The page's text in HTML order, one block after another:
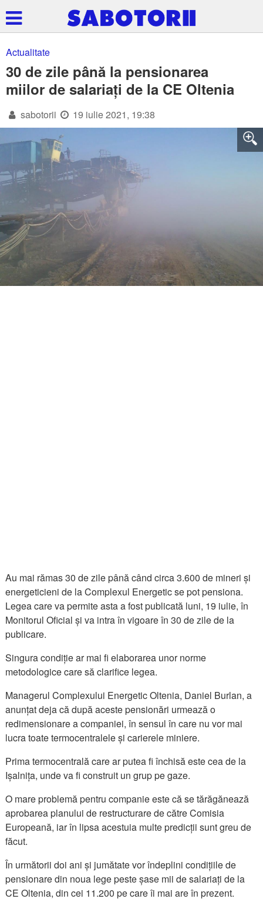
Actualitate
30 de zile până la pensionarea
miilor de salariați de la CE Oltenia
sabotorii 19 iulie 2021, 19:38
Au mai rămas 30 de zile până când circa 3.600 de mineri și
energeticieni de la Complexul Energetic se pot pensiona.
Legea care va permite asta a fost publicată luni, 19 iulie, în
Monitorul Oficial și va intra în vigoare în 30 de zile de la
publicare.
Singura condiție ar mai fi elaborarea unor norme
metodologice care să clarifice legea.
Managerul Complexului Energetic Oltenia, Daniel Burlan, a
anunțat deja că după aceste pensionări urmează o
redimensionare a companiei, în sensul în care nu vor mai
lucra toate termocentralele și carierele miniere.
Prima termocentrală care ar putea fi închisă este cea de la
Ișalnița, unde va fi construit un grup pe gaze.
O mare problemă pentru companie este că se tărăgănează
aprobarea planului de restructurare de către Comisia
Europeană, iar în lipsa acestuia multe predicții sunt greu de
făcut.
În următorii doi ani și jumătate vor îndeplini condițiile de
pensionare din noua lege peste șase mii de salariați de la
CE Oltenia, din cei 11.200 pe care îi mai are în prezent.